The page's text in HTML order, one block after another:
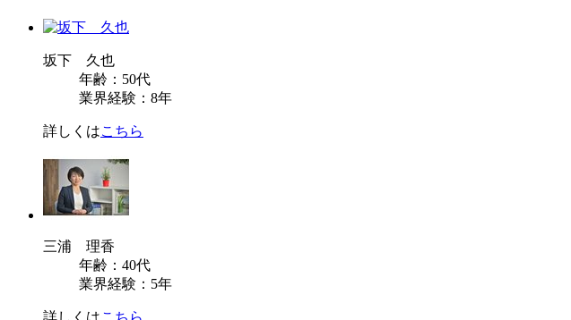
坂下 久也
年齢：50代
業界経験：8年
詳しくはこちら
三浦 理香
年齢：40代
業界経験：5年